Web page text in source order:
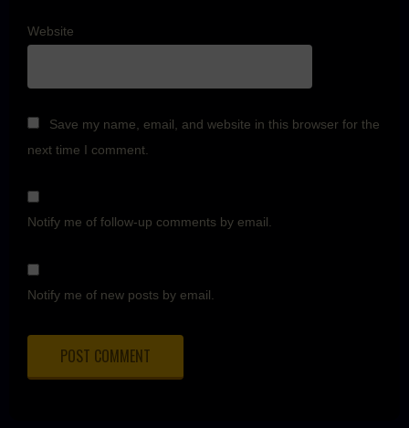
Website
Save my name, email, and website in this browser for the
next time I comment.
Notify me of follow-up comments by email.
Notify me of new posts by email.